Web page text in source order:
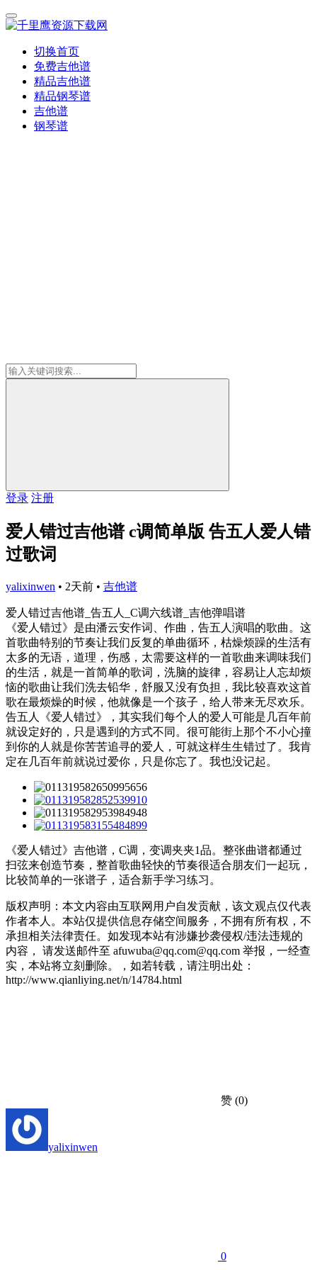
切换首页
免费吉他谱
精品吉他谱
精品钢琴谱
吉他谱
钢琴谱
登录 注册
爱人错过吉他谱 c调简单版 告五人爱人错
过歌词
yalixinwen • 2天前 • 吉他谱
爱人错过吉他谱_告五人_C调六线谱_吉他弹唱谱
《爱人错过》是由潘云安作词、作曲，告五人演唱的歌曲。这
首歌曲特别的节奏让我们反复的单曲循环，枯燥烦躁的生活有
太多的无语，道理，伤感，太需要这样的一首歌曲来调味我们
的生活，就是一首简单的歌词，洗脑的旋律，容易让人忘却烦
恼的歌曲让我们洗去铅华，舒服又没有负担，我比较喜欢这首
歌在最烦燥的时候，他就像是一个孩子，给人带来无尽欢乐。
告五人《爱人错过》，其实我们每个人的爱人可能是几百年前
就设定好的，只是遇到的方式不同。很可能街上那个不小心撞
到你的人就是你苦苦追寻的爱人，可就这样生生错过了。我肯
定在几百年前就说过爱你，只是你忘了。我也没记起。
《爱人错过》吉他谱，C调，变调夹夹1品。整张曲谱都通过
扫弦来创造节奏，整首歌曲轻快的节奏很适合朋友们一起玩，
比较简单的一张谱子，适合新手学习练习。
版权声明：本文内容由互联网用户自发贡献，该文观点仅代表
作者本人。本站仅提供信息存储空间服务，不拥有所有权，不
承担相关法律责任。如发现本站有涉嫌抄袭侵权/违法违规的
内容， 请发送邮件至 afuwuba@qq.com@qq.com 举报，一经查
实，本站将立刻删除。，如若转载，请注明出处：
http://www.qianliying.net/n/14784.html
赞 (0)
yalixinwen
0